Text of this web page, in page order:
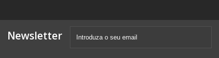
Newsletter